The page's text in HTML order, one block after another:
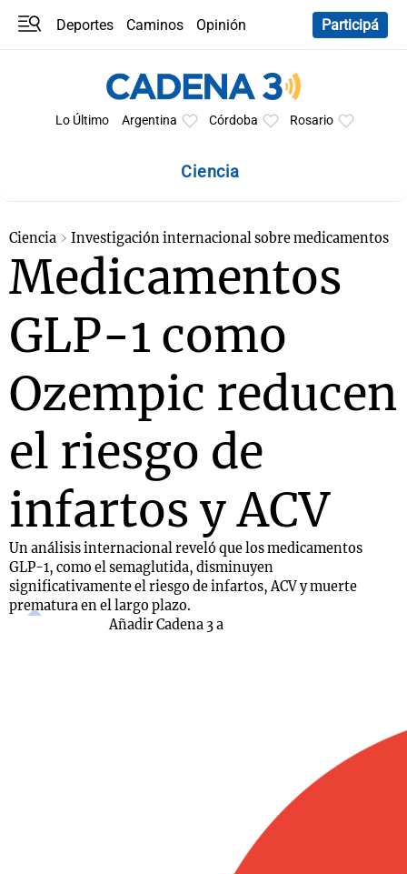
Deportes Caminos
Opinión
Participá
Lo Último Argentina Córdoba Rosario
Ciencia
Ciencia Investigación internacional sobre medicamentos
Medicamentos
GLP-1 como
Ozempic reducen
el riesgo de
infartos y ACV
Un análisis internacional reveló que los medicamentos
GLP-1, como el semaglutida, disminuyen
significativamente el riesgo de infartos, ACV y muerte
prematura en el largo plazo.
Añadir Cadena 3 a